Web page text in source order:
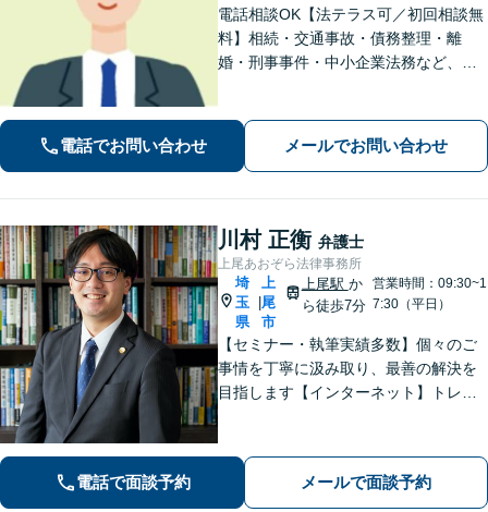
電話相談OK【法テラス可／初回相談無
料】相続・交通事故・債務整理・離
婚・刑事事件・中小企業法務など、お
へと導きます【休日夜間対応】【上福
岡駅8分】【駐車場あり】
電話でお問い合わせ メールでお問い合わせ
川村 正衡 弁護士
上尾あおぞら法律事務所
埼
玉
県
上
尾
市
上尾駅 か
ら徒歩7分
営業時間：09:30~1
7:30（平日）
【セミナー・執筆実績多数】個々のご
事情を丁寧に汲み取り、最善の解決を
目指します【インターネット】トレン
題】検討段階、協議から訴訟まで。あ
らゆるフェーズに対応【上尾駅7分】
電話で面談予約 メールで面談予約